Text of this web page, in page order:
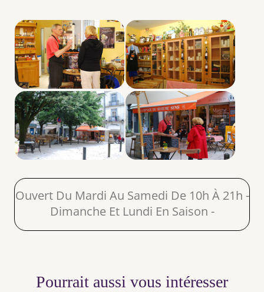
Ouvert Du Mardi Au Samedi De 10h À 21h -
Dimanche Et Lundi En Saison -
Pourrait aussi vous intéresser